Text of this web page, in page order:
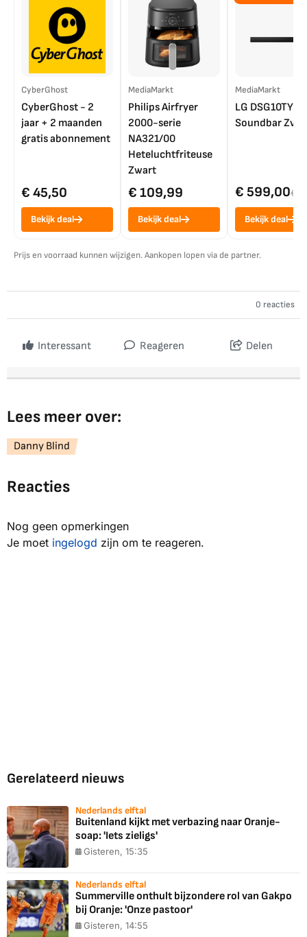
CyberGhost
CyberGhost - 2
jaar + 2 maanden
gratis abonnement
€ 45,50
Bekijk deal
MediaMarkt
Philips Airfryer
2000-serie
NA321/00
Heteluchtfriteuse
Zwart
€ 109,99
Bekijk deal
MediaMarkt
LG DSG10TY
Soundbar
€ 599,00€
Bekijk deal
Prijs en voorraad kunnen wijzigen. Aankopen lopen via de partner.
0 reacties
Interessant Reageren Delen
Lees meer over:
Danny Blind
Reacties
Nog geen opmerkingen
Je moet ingelogd zijn om te reageren.
Gerelateerd nieuws
Nederlands elftal
Buitenland kijkt met verbazing naar Oranje-
soap: 'Iets zieligs'
Gisteren, 15:35
Nederlands elftal
Summerville onthult bijzondere rol van Gakpo
bij Oranje: 'Onze pastoor'
Gisteren, 14:55